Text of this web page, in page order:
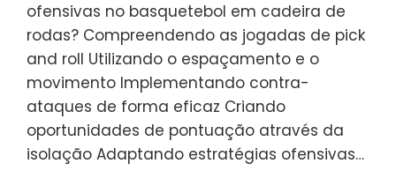
ofensivas no basquetebol em cadeira de
rodas? Compreendendo as jogadas de pick
and roll Utilizando o espaçamento e o
movimento Implementando contra-
ataques de forma eficaz Criando
oportunidades de pontuação através da
isolação Adaptando estratégias ofensivas…